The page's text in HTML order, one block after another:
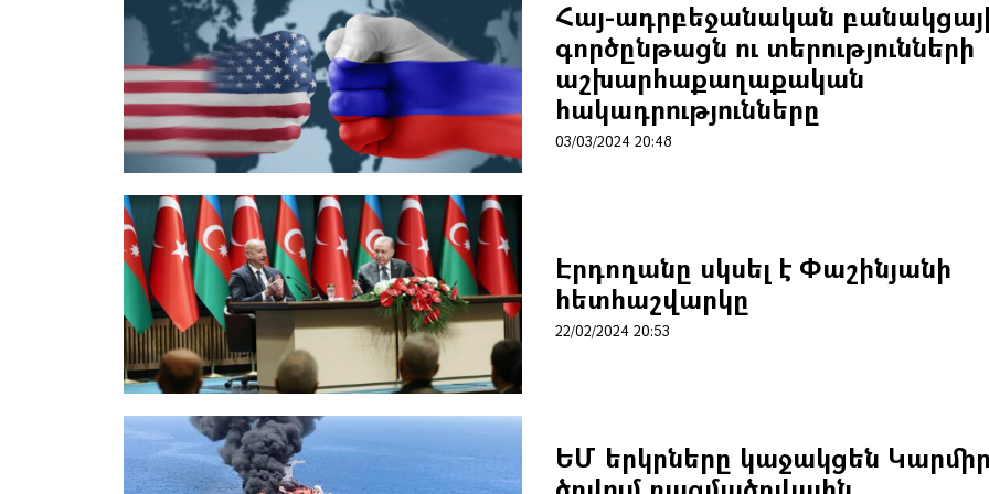
Հայ-ադրբեջանական
գործընթացն ու տերությունների
աշխարհաքաղաքական
հակադրությունները
03/03/2024 20:48
Էրդողանը սկսել է Փաշինյանի
հետհաշվարկը
22/02/2024 20:53
ԵՄ երկրները կաջակցեն
ծովում ռազմածովային